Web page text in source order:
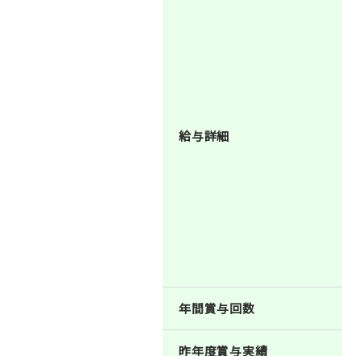
給与詳細
年間賞与回数
昨年度賞与実績